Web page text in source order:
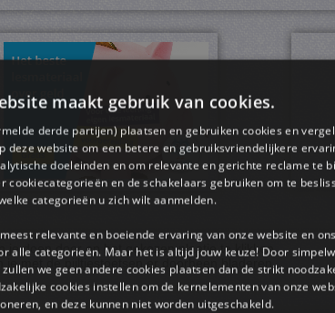
je doen door op het gekozen plaatje te klikken.
je met de pijltjestoetsen er doorheen bladeren.
maakt gebruik van cookies.
derde partijen) plaatsen en gebruiken cookies en
deze website om een ​​betere en gebruiksvriendelijkere
doeleinden en om relevante en gerichte reclame te
cookiecategorieën en de schakelaars gebruiken om te
categorieën u zich wilt aanmelden.
relevante en boeiende ervaring van onze website en
alle categorieën. Maar het is altijd jouw keuze! Door
we geen andere cookies plaatsen dan de strikt
cookies instellen om de kernelementen van onze
en deze kunnen niet worden uitgeschakeld.